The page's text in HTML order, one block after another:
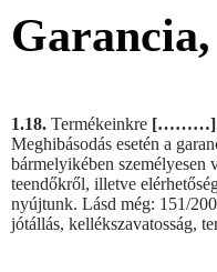
1.18. Termékeinkre [………]
Meghibásodás esetén a
bármelyikében személyesen
teendőkről, illetve
nyújtunk. Lásd még: 151/
jótállás, kellékszavatosság,